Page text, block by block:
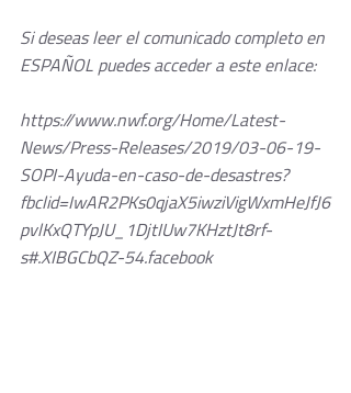
Si deseas leer el comunicado completo en
ESPAÑOL puedes acceder a este enlace:
https://www.nwf.org/Home/Latest-
News/Press-Releases/2019/03-06-19-
SOPI-Ayuda-en-caso-de-desastres?
fbclid=IwAR2PKs0qjaX5iwziVigWxmHeJfJ6
pvlKxQTYpJU_1DjtIUw7KHztJt8rf-
s#.XIBGCbQZ-54.facebook